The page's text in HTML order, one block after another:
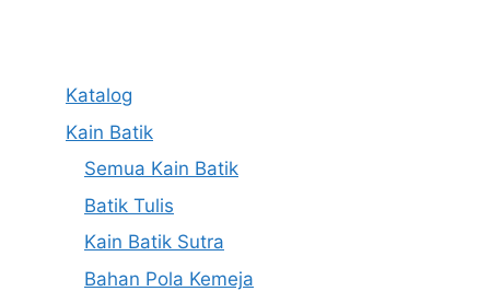
Katalog
Kain Batik
Semua Kain Batik
Batik Tulis
Kain Batik Sutra
Bahan Pola Kemeja